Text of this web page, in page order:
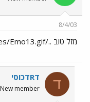
ה
ש
א
ם
ר
8/4/03
מזל טוב ../images/Emo13.gif
ד דRדכוסי
New member